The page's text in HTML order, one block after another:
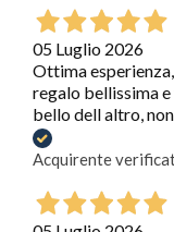
05 Luglio 2026
Ottima
regalo bellissima
bello dell altro,
Acquirente